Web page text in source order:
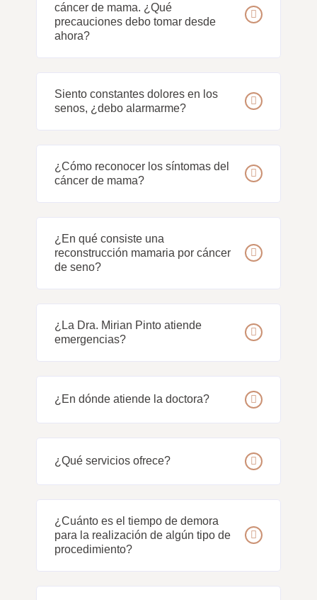
cáncer de mama. ¿Qué
precauciones debo tomar desde
ahora?
Siento constantes dolores en los
senos, ¿debo alarmarme?
¿Cómo reconocer los síntomas del
cáncer de mama?
¿En qué consiste una
reconstrucción mamaria por cáncer
de seno?
¿La Dra. Mirian Pinto atiende
emergencias?
¿En dónde atiende la doctora?
¿Qué servicios ofrece?
¿Cuánto es el tiempo de demora
para la realización de algún tipo de
procedimiento?